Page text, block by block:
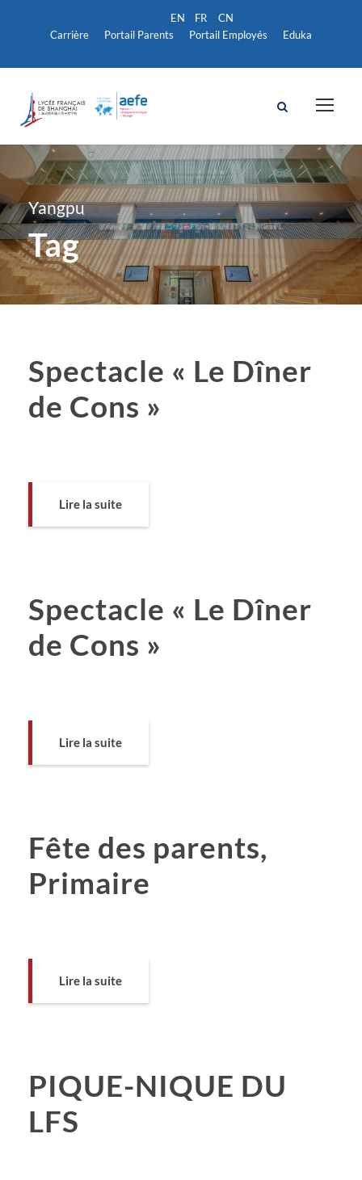
Carrière Portail Parents Portail Employés Eduka
Yangpu
Tag
Spectacle « Le Dîner
de Cons »
Lire la suite
Spectacle « Le Dîner
de Cons »
Lire la suite
Fête des parents,
Primaire
Lire la suite
PIQUE-NIQUE DU
LFS